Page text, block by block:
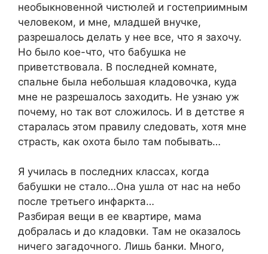
необыкновенной чистюлей и гостеприимным
человеком, и мне, младшей внучке,
разрешалось делать у нее все, что я захочу.
Но было кое-что, что бабушка не
приветствовала. В последней комнате,
спальне была небольшая кладовочка, куда
мне не разрешалось заходить. Не узнаю уж
почему, но так вот сложилось. И в детстве я
старалась этом правилу следовать, хотя мне
страсть, как охота было там побывать…
Я училась в последних классах, когда
бабушки не стало…Она ушла от нас на небо
после третьего инфаркта…
Разбирая вещи в ее квартире, мама
добралась и до кладовки. Там не оказалось
ничего загадочного. Лишь банки. Много,